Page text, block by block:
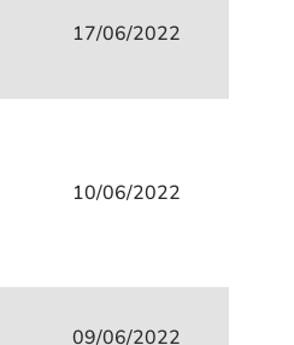
17/06/2022
10/06/2022
09/06/2022